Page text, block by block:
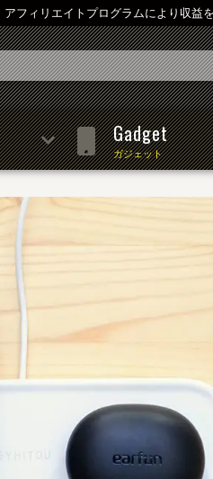
フィリエイトプログラムにより収益を
Gadget
ガジェット